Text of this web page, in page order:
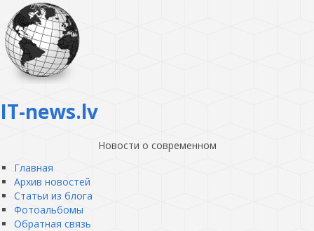
IT-news.lv
Новости о современном
Главная
Архив новостей
Статьи из блога
Фотоальбомы
Обратная связь